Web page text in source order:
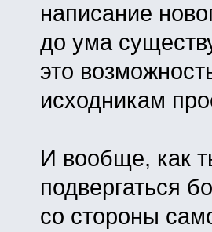
написание
до ума
это
исходникам
И вообще, как
подвергаться
со стороны